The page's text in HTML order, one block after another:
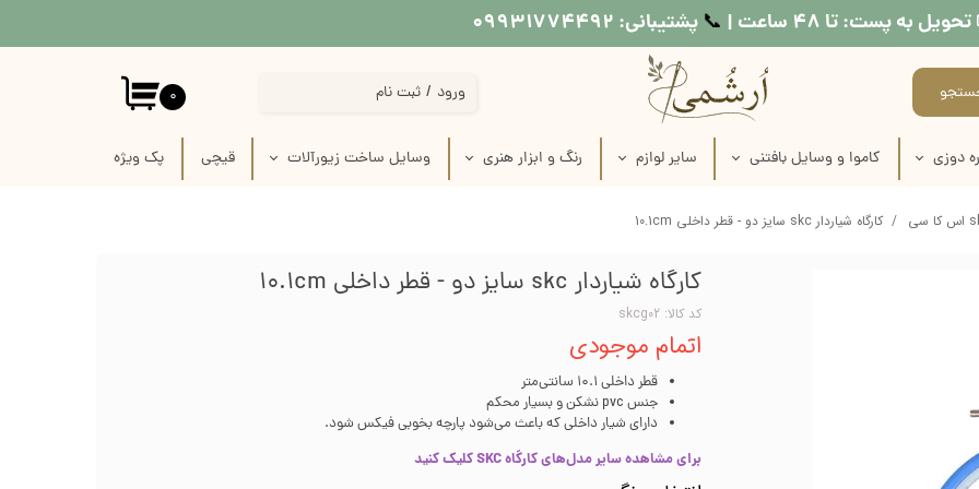
دوزی
دوزی
دوزی
دوزی
کاموا و وسایل بافتنی
عروسک بافتنی
سایر لوازم
طرح کوبلن
متر خیاطی
رنگ و ابزار هنری
رنگ مولتی سورفیس
رنگ اکریلیک
وسایل ساخت زیورآلات قیچی پک‌‌ ویژه
به پست: تا ۴۸ ساعت | 📞​​​​​​​ پشتیبانی: ۰۹۹۳۱۷۷۴۴۹۲
۰ ورود / ثبت نام
تغییر گذر واژه
خروج از حساب کاربری
کارگاه شیاردار skc سایز دو - قطر داخلی 10.1cm
کارگاه شیاردار skc سایز دو - قطر داخلی 10.1cm
کد کالا: skcg02
اتمام موجودی
قطر داخلی 10.1 سانتی‌متر
جنس pvc نشکن و بسیار محکم
دارای شیار داخلی که باعث می‌شود پارچه بخوبی فیکس شود.
برای مشاهده سایر مدل‌های کارگاه SKC کلیک کنید